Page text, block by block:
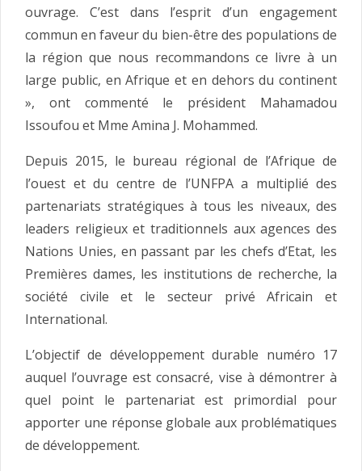
ouvrage. C’est dans l’esprit d’un engagement
commun en faveur du bien-être des populations de
la région que nous recommandons ce livre à un
large public, en Afrique et en dehors du continent
», ont commenté le président Mahamadou
Issoufou et Mme Amina J. Mohammed.
Depuis 2015, le bureau régional de l’Afrique de
l’ouest et du centre de l’UNFPA a multiplié des
partenariats stratégiques à tous les niveaux, des
leaders religieux et traditionnels aux agences des
Nations Unies, en passant par les chefs d’Etat, les
Premières dames, les institutions de recherche, la
société civile et le secteur privé Africain et
International.
L’objectif de développement durable numéro 17
auquel l’ouvrage est consacré, vise à démontrer à
quel point le partenariat est primordial pour
apporter une réponse globale aux problématiques
de développement.